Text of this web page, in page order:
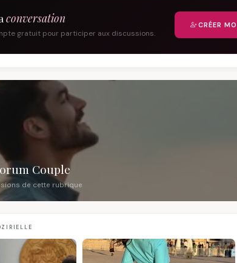
conversation
gratuit pour participer aux discussions.
CRÉER
Couple
de cette rubrique